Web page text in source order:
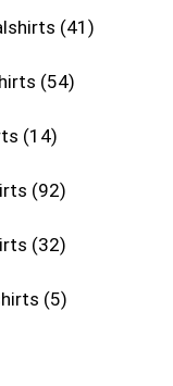
41
54
14
92
32
5